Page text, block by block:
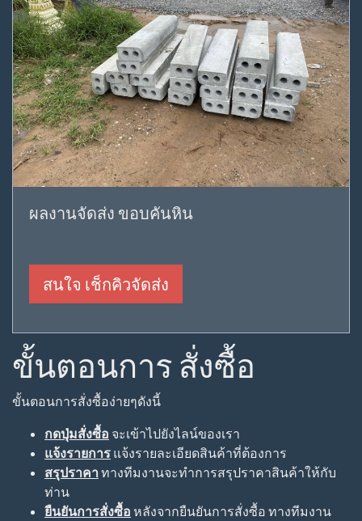
ผลงานจัดส่ง ขอบคันหิน
สนใจ เช็กคิวจัดส่ง
ขั้นตอนการ สั่งซื้อ
ขั้นตอนการสั่งซื้อง่ายๆดังนี้
กดปุ่มสั่งซื้อ จะเข้าไปยังไลน์ของเรา
แจ้งรายการ แจ้งรายละเอียดสินค้าที่ต้องการ
สรุปราคา ทางทีมงานจะทำการสรุปราคาสินค้าให้กับ
ท่าน
ยืนยันการสั่งซื้อ หลังจากยืนยันการสั่งซื้อ ทางทีมงาน